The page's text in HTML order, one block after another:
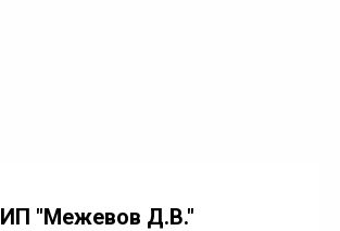
ИП "Межевов Д.В."